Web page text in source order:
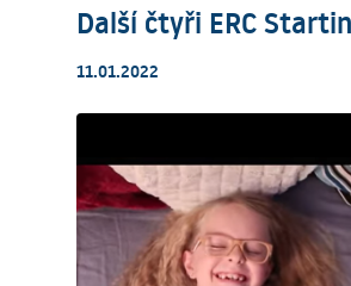
Další čtyři ERC
11.01.2022